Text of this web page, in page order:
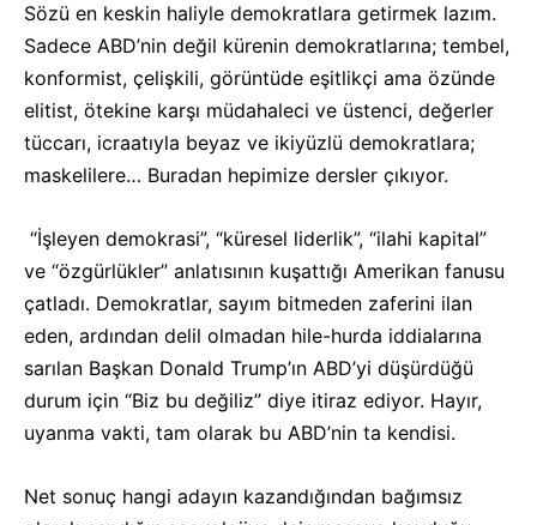
Sözü en keskin haliyle demokratlara getirmek lazım.
Sadece ABD’nin değil kürenin demokratlarına; tembel,
konformist, çelişkili, görüntüde eşitlikçi ama özünde
elitist, ötekine karşı müdahaleci ve üstenci, değerler
tüccarı, icraatıyla beyaz ve ikiyüzlü demokratlara;
maskelilere… Buradan hepimize dersler çıkıyor.
“İşleyen demokrasi”, “küresel liderlik”, “ilahi kapital”
ve “özgürlükler” anlatısının kuşattığı Amerikan fanusu
çatladı. Demokratlar, sayım bitmeden zaferini ilan
eden, ardından delil olmadan hile-hurda iddialarına
sarılan Başkan Donald Trump’ın ABD’yi düşürdüğü
durum için “Biz bu değiliz” diye itiraz ediyor. Hayır,
uyanma vakti, tam olarak bu ABD’nin ta kendisi.
Net sonuç hangi adayın kazandığından bağımsız